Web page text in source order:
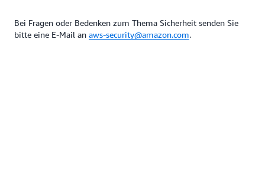
Bei Fragen oder Bedenken zum Thema Sicherheit senden Sie
bitte eine E-Mail an aws-security@amazon.com.